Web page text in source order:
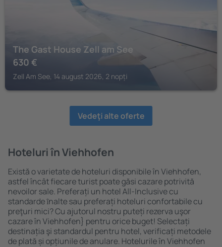
The Gast House Zell am See
630 €
Zell Am See, 14 august 2026, 2 nopți
Vedeţi alte oferte
Hoteluri în Viehhofen
Există o varietate de hoteluri disponibile în Viehhofen,
astfel încât fiecare turist poate găsi cazare potrivită
nevoilor sale. Preferați un hotel All-Inclusive cu
standarde ȋnalte sau preferați hoteluri confortabile cu
preţuri mici? Cu ajutorul nostru puteți rezerva uşor
cazare în Viehhofen} pentru orice buget! Selectați
destinația şi standardul pentru hotel, verificați metodele
de plată și opțiunile de anulare. Hotelurile în Viehhofen